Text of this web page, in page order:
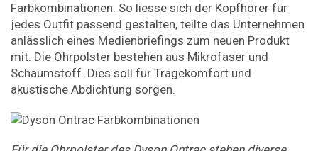
Farbkombinationen. So liesse sich der Kopfhörer für
jedes Outfit passend gestalten, teilte das Unternehmen
anlässlich eines Medienbriefings zum neuen Produkt
mit. Die Ohrpolster bestehen aus Mikrofaser und
Schaumstoff. Dies soll für Tragekomfort und
akustische Abdichtung sorgen.